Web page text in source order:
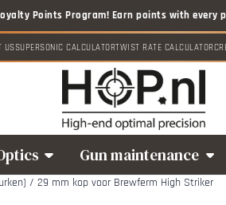
USSUPERSONIC CALCULATORTWIST RATE CALCULATOR
Gun maintenance
/ 29 mm kop voor Brewferm High Striker